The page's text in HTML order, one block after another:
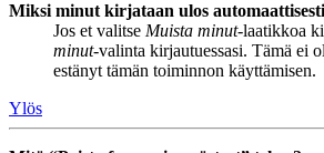
Miksi minut kirjataan ulos
Jos et valitse Muista minut-laatikkoa
minut-valinta kirjautuessasi. Tämä ei
estänyt tämän toiminnon käyttämisen.
Ylös